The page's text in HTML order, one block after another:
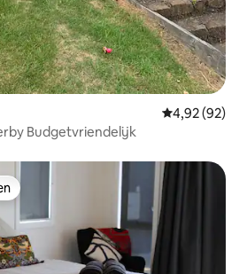
Gemiddelde
4,92 (92)
Budgetvriendelijk